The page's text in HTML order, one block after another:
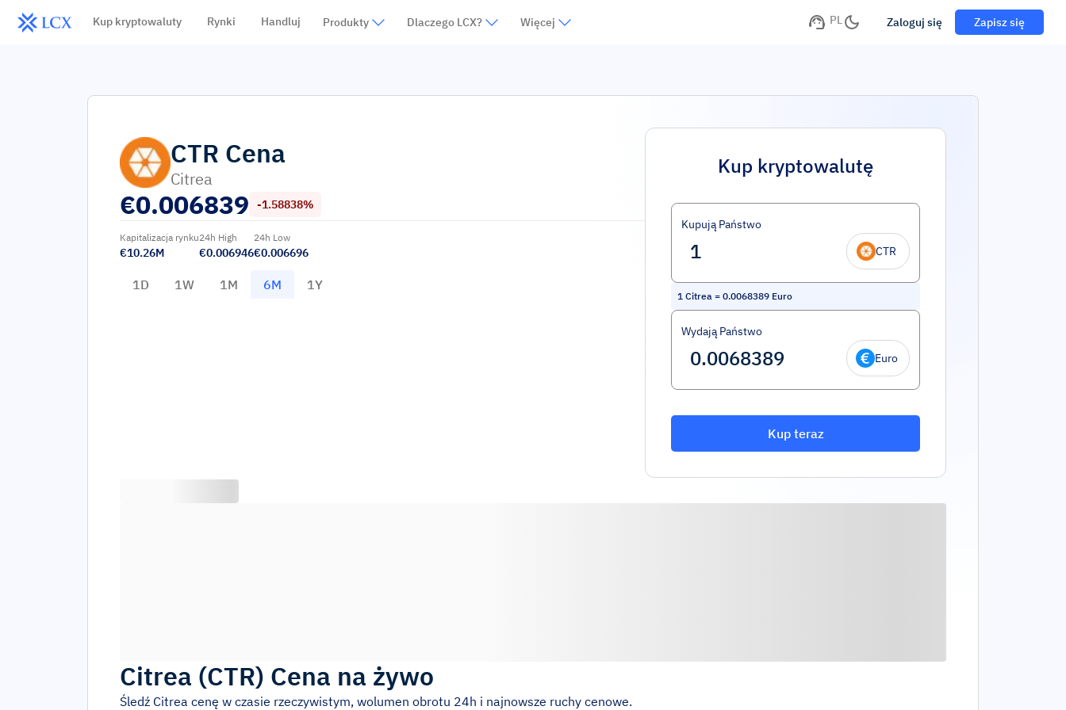
Kup kryptowaluty Rynki Handluj Produkty Dlaczego LCX? Więcej PL Zaloguj się Zapisz się
CTR Cena
Citrea
€0.006839 -1.58838%
Kapitalizacja rynku
€10.26M
24h High
€0.006946
24h Low
€0.006696
1D 1W 1M 6M 1Y
Kup kryptowalutę
Kupują Państwo
CTR
1 Citrea = 0.0068389 Euro
Wydają Państwo
Euro
Kup teraz
Citrea (CTR) Cena na żywo
Śledź Citrea cenę w czasie rzeczywistym, wolumen obrotu 24h i najnowsze ruchy cenowe.